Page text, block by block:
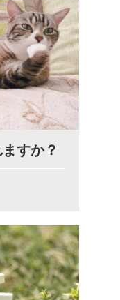
すか？